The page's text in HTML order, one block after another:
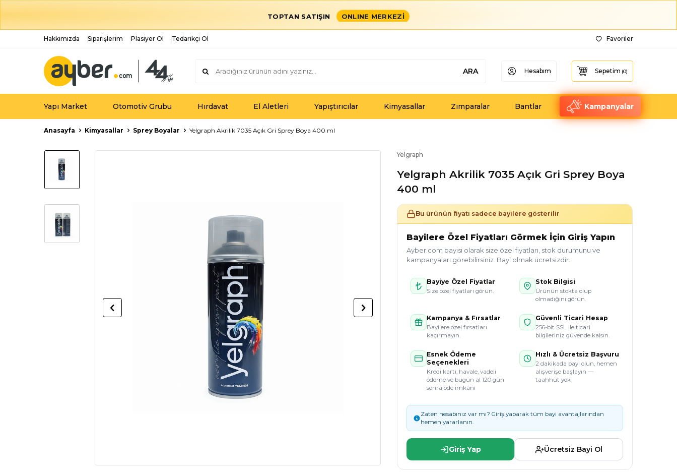
TOPTAN SATIŞIN ONLINE MERKEZİ
Hakkımızda Siparişlerim Plasiyer Ol Tedarikçi Ol Favoriler
ARA Hesabım Sepetim (0)
Yapı Market Otomotiv Grubu Hırdavat El Aletleri Yapıştırıcılar Kimyasallar Zımparalar Bantlar Kampanyalar
Anasayfa Kimyasallar Sprey Boyalar Yelgraph Akrilik 7035 Açık Gri Sprey Boya 400 ml
Yelgraph
Yelgraph Akrilik 7035 Açık Gri Sprey Boya
400 ml
Bu ürünün fiyatı sadece bayilere gösterilir
Bayilere Özel Fiyatları Görmek İçin Giriş Yapın
Ayber.com bayisi olarak size özel fiyatları, stok durumunu ve
kampanyaları görebilirsiniz. Bayi olmak ücretsizdir.
Bayiye Özel Fiyatlar
Size özel fiyatları görün.
Stok Bilgisi
Ürünün stokta olup
olmadığını görün.
Kampanya & Fırsatlar
Bayilere özel fırsatları
kaçırmayın.
Güvenli Ticari Hesap
256-bit SSL ile ticari
bilgileriniz güvende kalsın.
Esnek Ödeme
Seçenekleri
Kredi kartı, havale, vadeli
ödeme ve bugün al 120 gün
sonra öde imkânı
Hızlı & Ücretsiz Başvuru
2 dakikada bayi olun, hemen
alışverişe başlayın —
taahhüt yok
Zaten hesabınız var mı? Giriş yaparak tüm bayi avantajlarından
hemen yararlanın.
Giriş Yap Ücretsiz Bayi Ol